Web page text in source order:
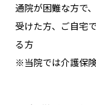
通院が困難な⽅で
受けた⽅、ご⾃宅
る⽅
※当院では介護保